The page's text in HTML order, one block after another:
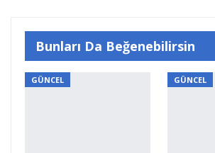
Bunları Da Beğenebilirsin
GÜNCEL GÜNCEL